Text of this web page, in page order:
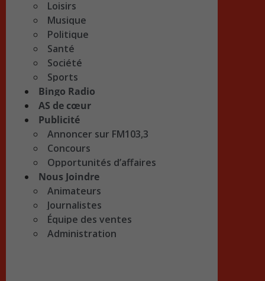
Loisirs
Musique
Politique
Santé
Société
Sports
Bingo Radio
AS de cœur
Publicité
Annoncer sur FM103,3
Concours
Opportunités d’affaires
Nous Joindre
Animateurs
Journalistes
Équipe des ventes
Administration